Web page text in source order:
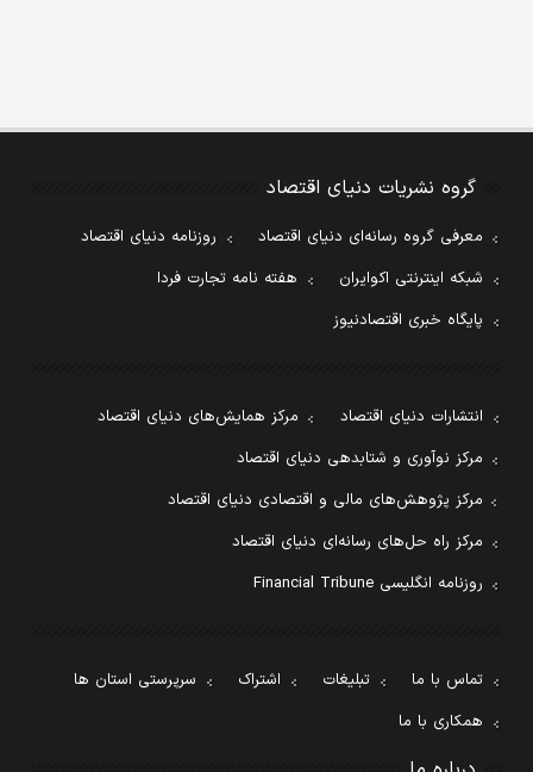
گروه نشریات دنیای اقتصاد
معرفی گروه رسانه‌ای دنیای اقتصاد
روزنامه دنیای اقتصاد
شبکه اینترنتی اکوایران
هفته نامه تجارت فردا
پایگاه خبری اقتصادنیوز
انتشارات دنیای اقتصاد
مرکز همایش‌های دنیای اقتصاد
مرکز نوآوری و شتابدهی دنیای اقتصاد
مرکز پژوهش‌های مالی و اقتصادی دنیای اقتصاد
مرکز راه حل‌های رسانه‌ای دنیای اقتصاد
روزنامه انگلیسی Financial Tribune
تماس با ما تبلیغات اشتراک
سرپرستی استان ها
همکاری با ما